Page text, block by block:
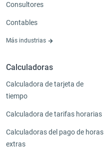
Consultores
Contables
Más industrias
Calculadoras
Calculadora de tarjeta de
tiempo
Calculadora de tarifas horarias
Calculadoras del pago de horas
extras